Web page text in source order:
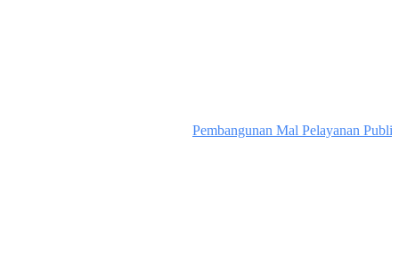
Pembangunan Mal Pelayanan